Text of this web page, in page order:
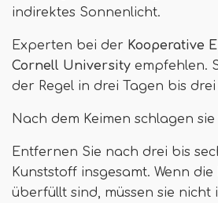
indirektes Sonnenlicht.
Experten bei der Kooperative
Cornell University empfehlen.
der Regel in drei Tagen bis drei
Nach dem Keimen schlagen sie
Entfernen Sie nach drei bis
Kunststoff insgesamt. Wenn
überfüllt sind, müssen sie nicht